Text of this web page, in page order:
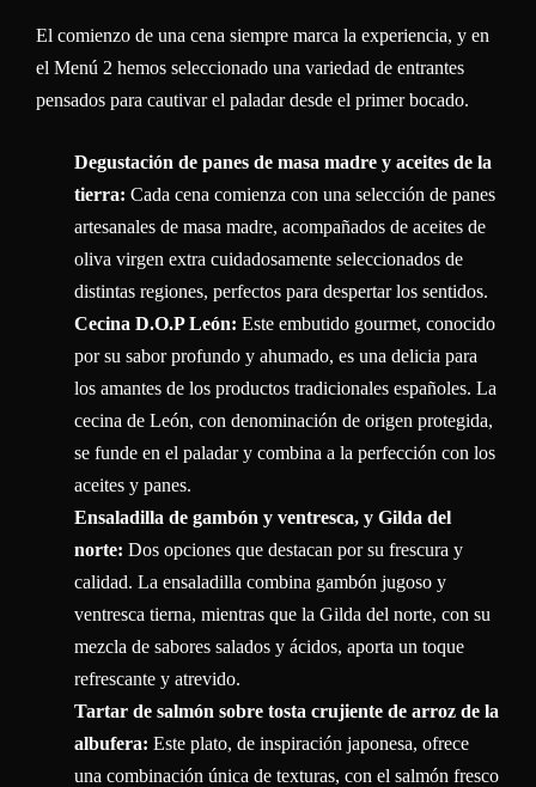
El comienzo de una cena siempre marca la experiencia, y en
el Menú 2 hemos seleccionado una variedad de entrantes
pensados para cautivar el paladar desde el primer bocado.
Degustación de panes de masa madre y aceites de la
tierra: Cada cena comienza con una selección de panes
artesanales de masa madre, acompañados de aceites de
oliva virgen extra cuidadosamente seleccionados de
distintas regiones, perfectos para despertar los sentidos.
Cecina D.O.P León: Este embutido gourmet, conocido
por su sabor profundo y ahumado, es una delicia para
los amantes de los productos tradicionales españoles. La
cecina de León, con denominación de origen protegida,
se funde en el paladar y combina a la perfección con los
aceites y panes.
Ensaladilla de gambón y ventresca, y Gilda del
norte: Dos opciones que destacan por su frescura y
calidad. La ensaladilla combina gambón jugoso y
ventresca tierna, mientras que la Gilda del norte, con su
mezcla de sabores salados y ácidos, aporta un toque
refrescante y atrevido.
Tartar de salmón sobre tosta crujiente de arroz de la
albufera: Este plato, de inspiración japonesa, ofrece
una combinación única de texturas, con el salmón fresco